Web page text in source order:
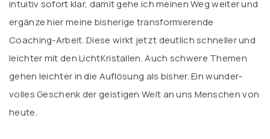
intuitiv sofort klar, damit gehe ich meinen Weg weiter und
ergänze hier meine bisherige transformierende
Coaching-Arbeit. Diese wirkt jetzt deutlich schneller und
leichter mit den LichtKristallen. Auch schwere Themen
gehen leichter in die Auflösung als bisher. Ein wunder-
volles Geschenk der geistigen Welt an uns Menschen von
heute.